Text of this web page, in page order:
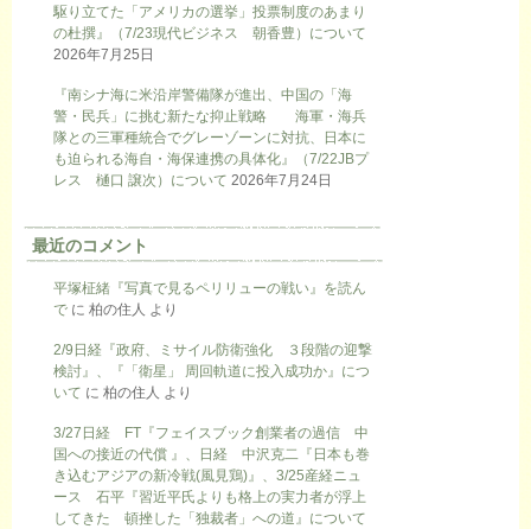
駆り立てた「アメリカの選挙」投票制度のあまり
の杜撰』（7/23現代ビジネス 朝香豊）について
2026年7月25日
『南シナ海に米沿岸警備隊が進出、中国の「海
警・民兵」に挑む新たな抑止戦略 海軍・海兵
隊との三軍種統合でグレーゾーンに対抗、日本に
も迫られる海自・海保連携の具体化』（7/22JBプ
レス 樋口 譲次）について 2026年7月24日
最近のコメント
平塚柾緒『写真で見るペリリューの戦い』を読ん
で に 柏の住人 より
2/9日経『政府、ミサイル防衛強化 ３段階の迎撃
検討』、『「衛星」 周回軌道に投入成功か』につ
いて に 柏の住人 より
3/27日経 FT『フェイスブック創業者の過信 中
国への接近の代償 』、日経 中沢克二『日本も巻
き込むアジアの新冷戦(風見鶏)』、3/25産経ニュ
ース 石平『習近平氏よりも格上の実力者が浮上
してきた 頓挫した「独裁者」への道』について